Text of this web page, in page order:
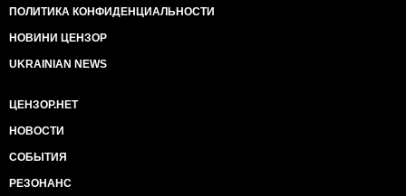
ПОЛИТИКА КОНФИДЕНЦИАЛЬНОСТИ
НОВИНИ ЦЕНЗОР
UKRAINIAN NEWS
ЦЕНЗОР.НЕТ
НОВОСТИ
СОБЫТИЯ
РЕЗОНАНС